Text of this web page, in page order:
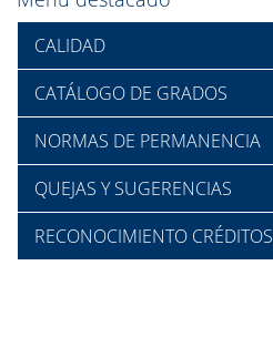
CALIDAD
CATÁLOGO DE GRADOS
NORMAS DE PERMANENCIA
QUEJAS Y SUGERENCIAS
RECONOCIMIENTO CRÉDITOS